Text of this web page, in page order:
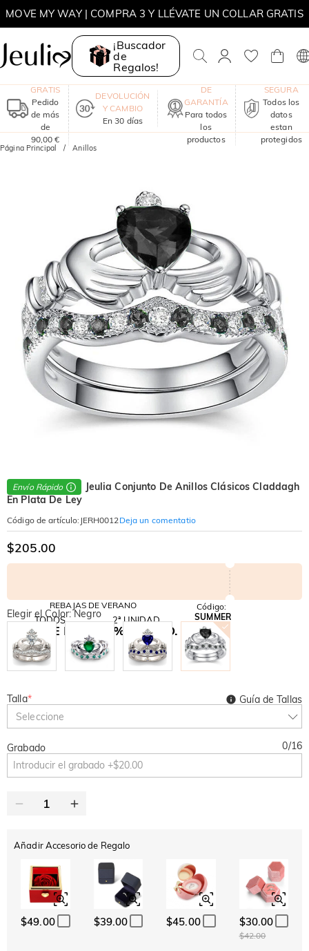
MOVE MY WAY | COMPRA 3 Y LLÉVATE UN COLLAR GRATIS
¡Buscador
de
Regalos!
GRATIS
Pedido
de más
de
90,00 €
DEVOLUCIÓN
Y CAMBIO
En 30 días
DE
GARANTÍA
Para todos
los
productos
SEGURA
Todos los
datos
estan
protegidos
Página Principal Anillos
Envío Rápido
Jeulia Conjunto De Anillos Clásicos Claddagh
En Plata De Ley
Código de artículo: JERH0012Deja un comentatio
$205.00
REBAJAS DE VERANO
TODOS
10 % DE DTO.
2ª UNIDAD
30 % DE DTO.
Código:
SUMMER
Copiar
Elegir el Color: Negro
Talla*
Seleccione
Guía de Tallas
Grabado 0/16
Añadir Accesorio de Regalo
$49.00 $39.00 $45.00 $30.00
$42.00